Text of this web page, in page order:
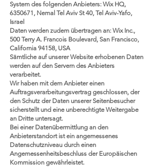
System des folgenden Anbieters: Wix HQ,
6350671, Nemal Tel Aviv St 40, Tel Aviv-Yafo,
Israel
Daten werden zudem übertragen an: Wix Inc.,
500 Terry A. Francois Boulevard, San Francisco,
California 94158, USA
Sämtliche auf unserer Website erhobenen Daten
werden auf den Servern des Anbieters
verarbeitet.
Wir haben mit dem Anbieter einen
Auftragsverarbeitungsvertrag geschlossen, der
den Schutz der Daten unserer Seitenbesucher
sicherstellt und eine unberechtigte Weitergabe
an Dritte untersagt.
Bei einer Datenübermittlung an den
Anbieterstandort ist ein angemessenes
Datenschutzniveau durch einen
Angemessenheitsbeschluss der Europäischen
Kommission gewährleistet.